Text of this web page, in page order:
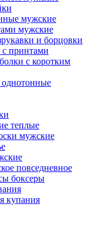
мужские
мужские
и борцовки
принтами
с коротким
теплые
мужские
повседневное
боксеры
купания